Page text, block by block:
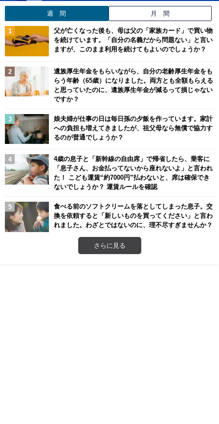
週 間 月 間
父が亡くなった後も、母は父の「家族カード」で買い物
を続けています。「自分の名義だから問題ない」と言い
ますが、このまま利用を続けてもよいのでしょうか？
遺族厚生年金をもらいながら、自分の老齢厚生年金をも
らう年齢（65歳）になりました。両方とも全額もらえる
と思っていたのに、遺族厚生年金が減るって損じゃない
ですか？
娘夫婦が仕事の日は毎日孫の夕飯を作っています。家計
への負担も増えてきましたが、祖父母なら無償で協力す
るのが普通でしょうか？
4歳の息子と「新幹線の自由席」で帰省したら、乗客に
「息子さん、お金払ってないから座れないよ」と言われ
た！ こども運賃“約7000円”払わないと、席は確保でき
ないでしょうか？ 運賃ルールを確認
食べる前のソフトクリームを落としてしまった息子。交
換を依頼すると「新しいものを買ってください」と言わ
れました。わざとではないのに、理不尽すぎませんか？
さらに見る